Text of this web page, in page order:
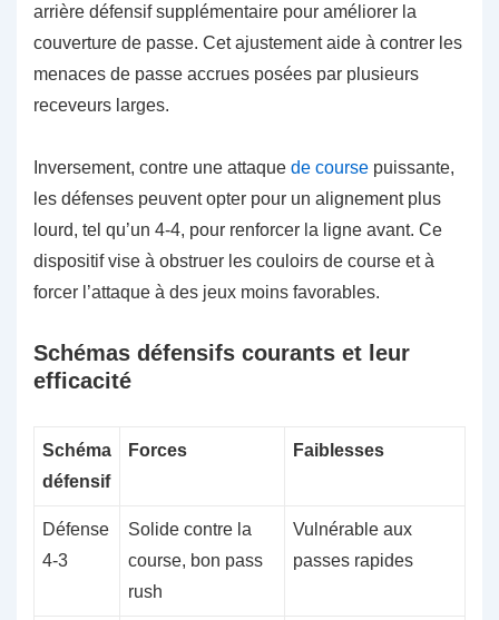
arrière défensif supplémentaire pour améliorer la
couverture de passe. Cet ajustement aide à contrer les
menaces de passe accrues posées par plusieurs
receveurs larges.
Inversement, contre une attaque de course puissante,
les défenses peuvent opter pour un alignement plus
lourd, tel qu’un 4-4, pour renforcer la ligne avant. Ce
dispositif vise à obstruer les couloirs de course et à
forcer l’attaque à des jeux moins favorables.
Schémas défensifs courants et leur
efficacité
Schéma
défensif
Forces Faiblesses
Défense
4-3
Solide contre la
course, bon pass
rush
Vulnérable aux
passes rapides